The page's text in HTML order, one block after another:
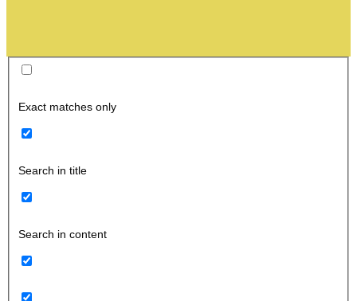
Exact matches only
Search in title
Search in content